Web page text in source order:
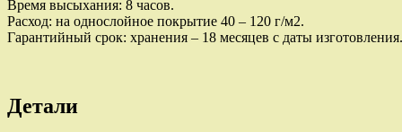
Время высыхания: 8 часов.
Расход: на однослойное покрытие 40 – 120 г/м2.
Гарантийный срок: хранения – 18 месяцев с даты изготовления.
Детали